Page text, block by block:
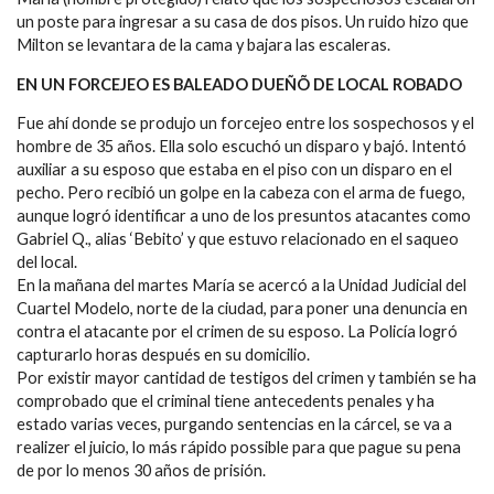
un poste para ingresar a su casa de dos pisos. Un ruido hizo que
Milton se levantara de la cama y bajara las escaleras.
EN UN FORCEJEO ES BALEADO DUEÑÕ DE LOCAL ROBADO
Fue ahí donde se produjo un forcejeo entre los sospechosos y el
hombre de 35 años. Ella solo escuchó un disparo y bajó. Intentó
auxiliar a su esposo que estaba en el piso con un disparo en el
pecho. Pero recibió un golpe en la cabeza con el arma de fuego,
aunque logró identificar a uno de los presuntos atacantes como
Gabriel Q., alias ‘Bebito’ y que estuvo relacionado en el saqueo
del local.
En la mañana del martes María se acercó a la Unidad Judicial del
Cuartel Modelo, norte de la ciudad, para poner una denuncia en
contra el atacante por el crimen de su esposo. La Policía logró
capturarlo horas después en su domicilio.
Por existir mayor cantidad de testigos del crimen y también se ha
comprobado que el criminal tiene antecedents penales y ha
estado varias veces, purgando sentencias en la cárcel, se va a
realizer el juicio, lo más rápido possible para que pague su pena
de por lo menos 30 años de prisión.